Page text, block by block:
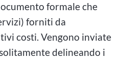
formale che
forniti da
costi. Vengono inviate
delineando i